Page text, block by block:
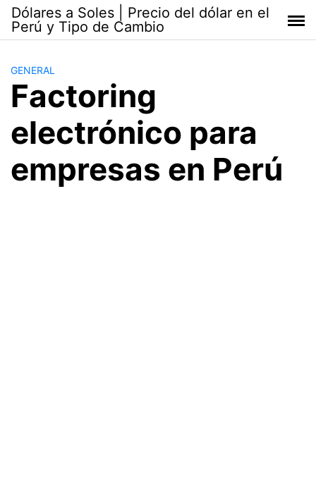
Saltar
contenido
Dólares a Soles | Precio del dólar en el
Perú y Tipo de Cambio
GENERAL
Factoring
electrónico para
empresas en Perú